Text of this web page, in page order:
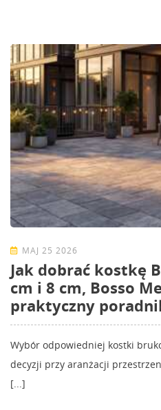
MAJ 25 2026
Jak dobrać kostkę
cm i 8 cm, Bosso
praktyczny
Wybór odpowiedniej kostki
decyzji przy aranżacji
[...]